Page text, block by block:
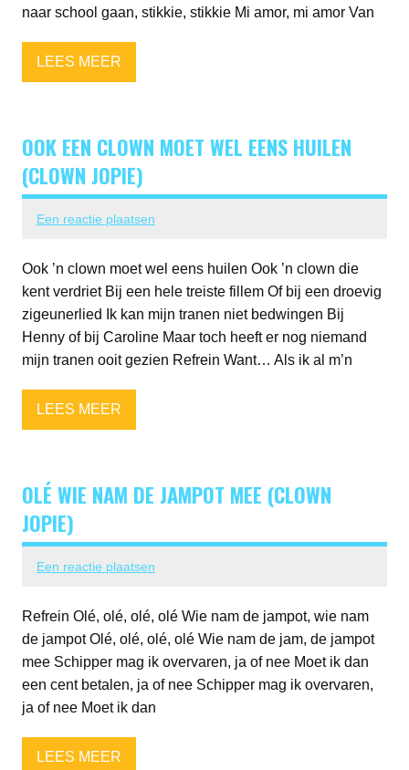
naar school gaan, stikkie, stikkie Mi amor, mi amor Van
LEES MEER
OOK EEN CLOWN MOET WEL EENS HUILEN
(CLOWN JOPIE)
Een reactie plaatsen
Ook ’n clown moet wel eens huilen Ook ’n clown die
kent verdriet Bij een hele treiste fillem Of bij een droevig
zigeunerlied Ik kan mijn tranen niet bedwingen Bij
Henny of bij Caroline Maar toch heeft er nog niemand
mijn tranen ooit gezien Refrein Want… Als ik al m’n
LEES MEER
OLÉ WIE NAM DE JAMPOT MEE (CLOWN
JOPIE)
Een reactie plaatsen
Refrein Olé, olé, olé, olé Wie nam de jampot, wie nam
de jampot Olé, olé, olé, olé Wie nam de jam, de jampot
mee Schipper mag ik overvaren, ja of nee Moet ik dan
een cent betalen, ja of nee Schipper mag ik overvaren,
ja of nee Moet ik dan
LEES MEER